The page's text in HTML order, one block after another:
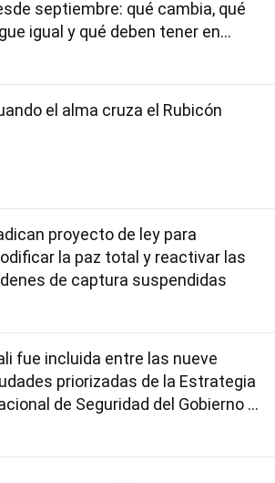
septiembre: qué cambia, qué
igual y qué deben tener en
el alma cruza el Rubicón
proyecto de ley para
la paz total y reactivar las
de captura suspendidas
fue incluida entre las nueve
priorizadas de la Estrategia
de Seguridad del Gobierno de